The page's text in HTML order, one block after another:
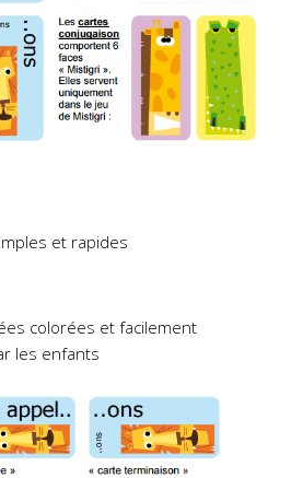
et rapides
colorées et facilement
les enfants